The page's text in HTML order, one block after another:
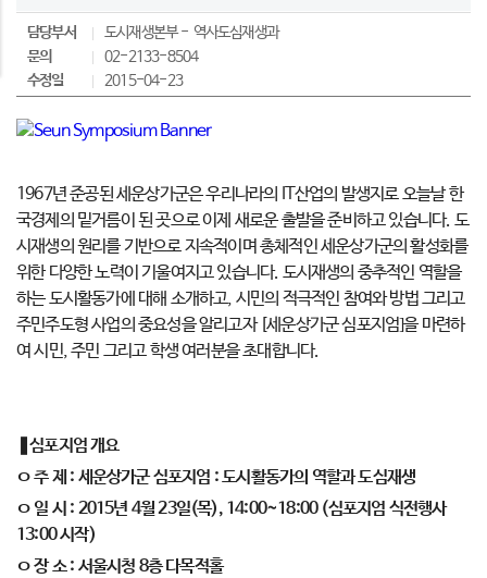
담당부서 도시재생본부
역사도심재생과
문의
02-2133-8504
수정일
2015-04-23
1967년 준공된 세운상가군은 우리나라의 IT산업의 발생지로 오늘날 한
국경제의 밑거름이 된 곳으로 이제 새로운 출발을 준비하고 있습니다. 도
시재생의 원리를 기반으로 지속적이며 총체적인 세운상가군의 활성화를
위한 다양한 노력이 기울여지고 있습니다. 도시재생의 중추적인 역할을
하는 도시활동가에 대해 소개하고, 시민의 적극적인 참여와 방법 그리고
주민주도형 사업의 중요성을 알리고자 [세운상가군 심포지엄]을 마련하
여 시민, 주민 그리고 학생 여러분을 초대합니다.
❚심포지엄 개요
ㅇ 주 제 : 세운상가군 심포지엄 : 도시활동가의 역할과 도심재생
ㅇ 일 시 : 2015년 4월 23일(목), 14:00~18:00 (심포지엄 식전행사
13:00 시작)
ㅇ 장 소 : 서울시청 8층 다목적홀